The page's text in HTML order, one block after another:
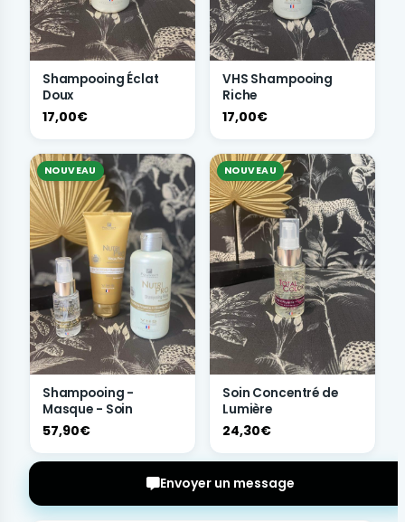
Shampooing Éclat
Doux
17,00€
VHS Shampooing
Riche
17,00€
NOUVEAU
Shampooing -
Masque - Soin
57,90€
NOUVEAU
Soin Concentré de
Lumière
24,30€
Envoyer un message